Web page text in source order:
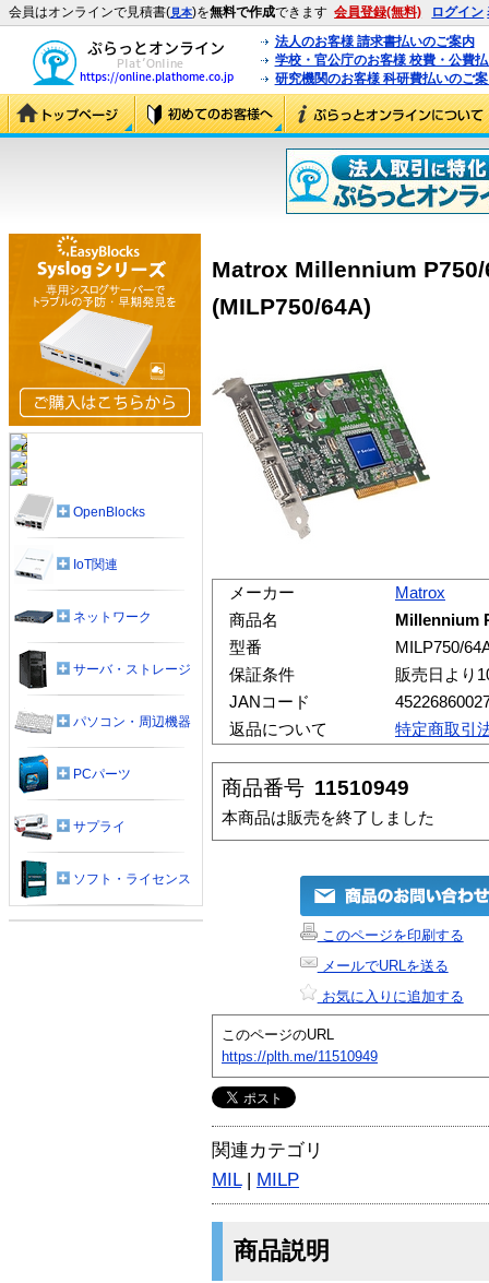
会員はオンラインで見積書(見本)を無料で作成できます 会員登録(無料) ログイン
法人のお客様 請求書払いのご案内
学校・官公庁のお客様 校費・公費
研究機関のお客様 科研費払いのご
Matrox Millennium P750/
(MILP750/64A)
メーカー
Matrox
商品名
Millennium
型番
MILP750/
保証条件
販売日より
JANコード
返品について
特定商取引
商品番号 11510949
本商品は販売を終了しました
このページを印刷する
メールでURLを送る
お気に入りに追加する
このページのURL
https://plth.me/11510949
関連カテゴリ
MIL| MILP
商品説明
OpenBlocks
IoT関連
ネットワーク
サーバ・ストレージ
パソコン・周辺機器
PCパーツ
サプライ
ソフト・ライセンス